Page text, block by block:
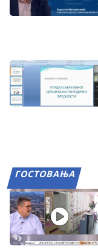
ГОСТОВАЊА